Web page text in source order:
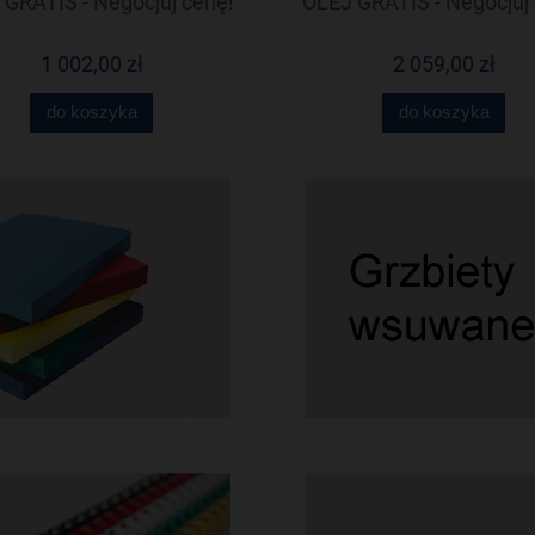
1 002,00 zł
do koszyka
2 059,00 zł
do koszyka